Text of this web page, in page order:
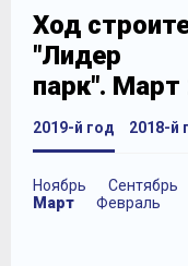
Ход
"Лидер
парк".
2019-й год
Ноябрь Сентябрь
Март
Февраль
2018-й